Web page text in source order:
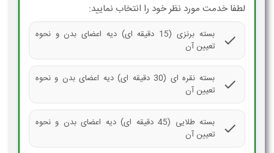
لطفا خدمت مورد نظر خود را انتخاب نمایید:
check
بسته برنزی (15 دقیقه ای) دیه اعضای بدن و نحوه
تعیین آن
check
بسته نقره ای (30 دقیقه ای) دیه اعضای بدن و نحوه
تعیین آن
check
بسته طلایی (45 دقیقه ای) دیه اعضای بدن و نحوه
تعیین آن